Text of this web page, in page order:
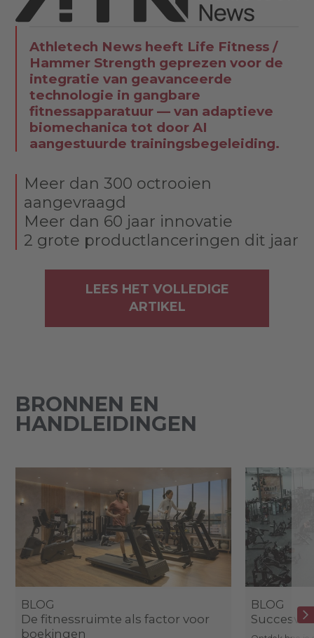
Athletech News heeft Life Fitness /
Hammer Strength geprezen voor de
integratie van geavanceerde
technologie in gangbare
fitnessapparatuur — van adaptieve
biomechanica tot door AI
aangestuurde trainingsbegeleiding.
Meer dan 300 octrooien
aangevraagd
Meer dan 60 jaar innovatie
2 grote productlanceringen dit jaar
LEES HET VOLLEDIGE
ARTIKEL
BRONNEN EN
HANDLEIDINGEN
BLOG
De fitnessruimte als factor voor
boekingen
BLOG